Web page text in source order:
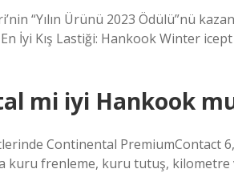
“Yılın Ürünü 2023 Ödülü”nü
En İyi Kış Lastiği: Hankook Winter
mi iyi Hankook
Continental PremiumContact 6,
kuru frenleme, kuru tutuş, kilometre